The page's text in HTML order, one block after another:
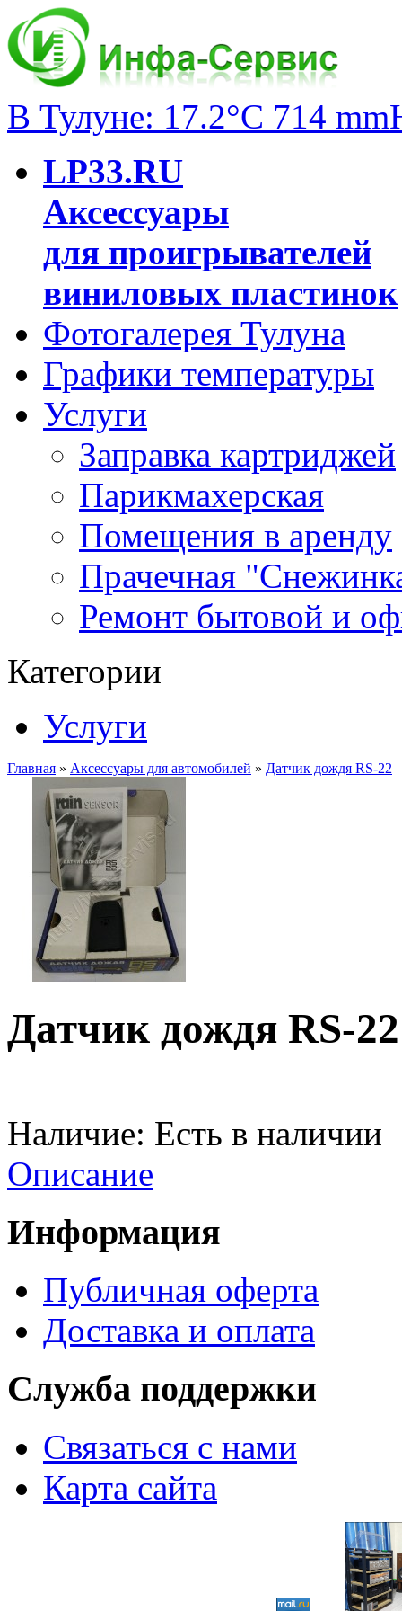
В Тулуне: 17.2°C 714
LP33.RU
Аксессуары
для проигрывателей
виниловых пластинок
Фотогалерея Тулуна
Графики температуры
Услуги
Заправка картриджей
Парикмахерская
Помещения в аренду
Прачечная
Ремонт бытовой и
Категории
Услуги
Главная » Аксессуары для автомобилей » Датчик дождя RS-22
Датчик дождя RS-22
Наличие: Есть в наличии
Описание
Информация
Публичная оферта
Доставка и оплата
Служба поддержки
Связаться с нами
Карта сайта